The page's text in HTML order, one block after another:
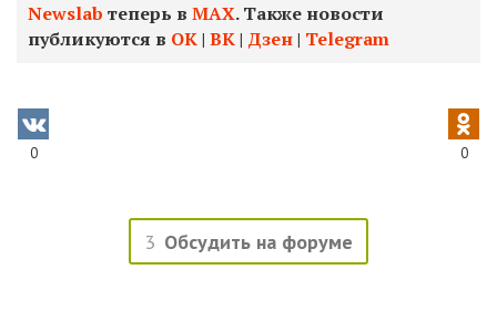
Newslab теперь в МАХ. Также новости
публикуются в ОК| ВК| Дзен| Telegram
0 0
3 Обсудить на форуме